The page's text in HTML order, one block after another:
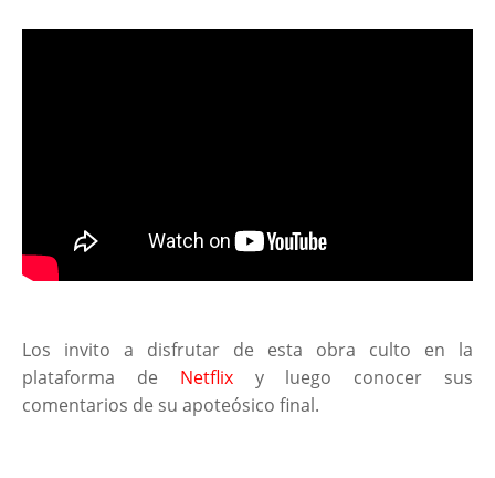
Los invito a disfrutar de esta obra culto en la
plataforma de Netflixy luego conocer sus
comentarios de su apoteósico final.